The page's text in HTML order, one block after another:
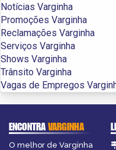
Notícias Varginha
Promoções Varginha
Reclamações Varginha
Serviços Varginha
Shows Varginha
Trânsito Varginha
Vagas de Empregos
ENCONTRAVARGINHA
O melhor de Varginha